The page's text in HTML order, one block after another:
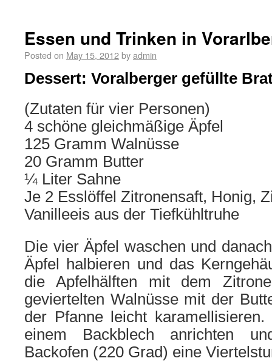
Essen und Trinken in
Posted on May 15, 2012byadmin
Dessert: Voralberger gefüllte
(Zutaten für vier Personen)
4 schöne gleichmäßige Äpfel
125 Gramm Walnüsse
20 Gramm Butter
¼ Liter Sahne
Je 2 Esslöffel Zitronensaft, Honig,
Vanilleeis aus der Tiefkühltruhe
Die vier Äpfel waschen und
Äpfel halbieren und das
die Apfelhälften mit dem
geviertelten Walnüsse mit der
der Pfanne leicht
einem Backblech anrichten
Backofen (220 Grad) eine